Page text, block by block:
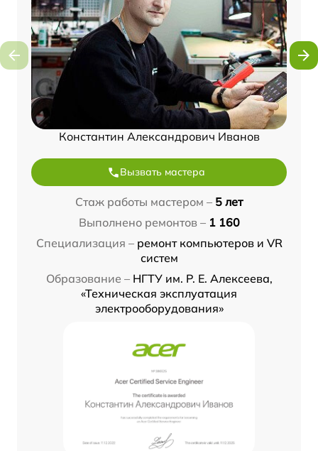
Константин Александрович Иванов
Вызвать мастера
Стаж работы мастером – 5 лет
Выполнено ремонтов – 1 160
Специализация – ремонт компьютеров и VR
систем
Образование – НГТУ им. Р. Е. Алексеева,
«Техническая эксплуатация
электрооборудования»